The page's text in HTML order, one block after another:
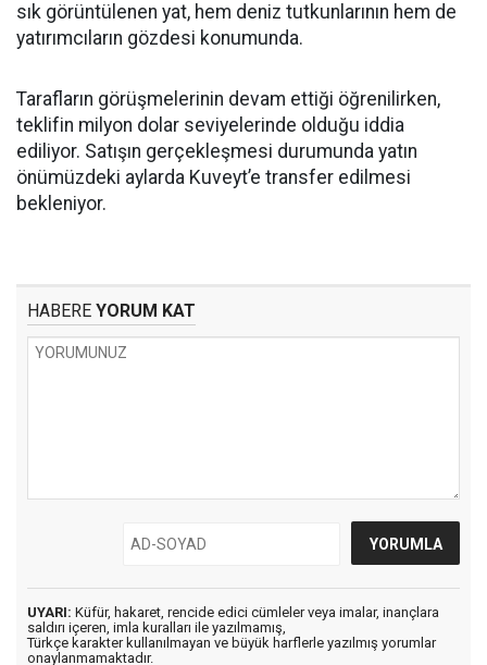
sık görüntülenen yat, hem deniz tutkunlarının hem de
yatırımcıların gözdesi konumunda.
Tarafların görüşmelerinin devam ettiği öğrenilirken,
teklifin milyon dolar seviyelerinde olduğu iddia
ediliyor. Satışın gerçekleşmesi durumunda yatın
önümüzdeki aylarda Kuveyt’e transfer edilmesi
bekleniyor.
HABERE YORUM KAT
UYARI: Küfür, hakaret, rencide edici cümleler veya imalar, inançlara
saldırı içeren, imla kuralları ile yazılmamış,
Türkçe karakter kullanılmayan ve büyük harflerle yazılmış yorumlar
onaylanmamaktadır.